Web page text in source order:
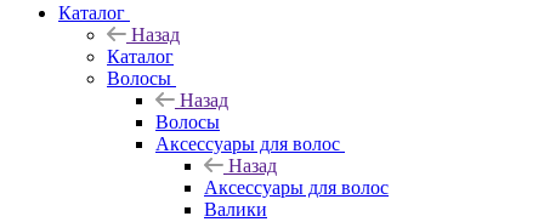
Каталог
Назад
Каталог
Волосы
Назад
Волосы
Аксессуары для волос
Назад
Аксессуары для волос
Валики